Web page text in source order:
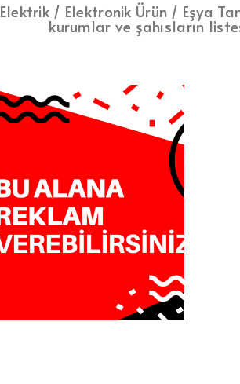
Elektrik / Elektronik Ürün / Eşya
kurumlar ve şahısların